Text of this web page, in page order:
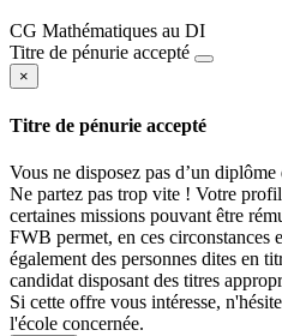
CG Mathématiques au DI
Titre de pénurie accepté
×
Titre de pénurie accepté
Vous ne disposez pas d’un
Ne partez pas trop vite ! Votre
certaines missions pouvant être
FWB permet, en ces circonstances
également des personnes dites en
candidat disposant des titres
Si cette offre vous intéresse,
l'école concernée.